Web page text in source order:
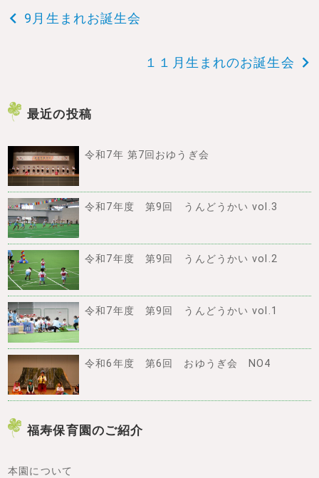
投
ビ
ゲ
ー
シ
ョ
ン
9月生まれお誕生会
１１月生まれのお誕生会
最近の投稿
令和7年 第7回おゆうぎ会
令和7年度 第9回 うんどうかい vol.3
令和7年度 第9回 うんどうかい vol.2
令和7年度 第9回 うんどうかい vol.1
令和6年度 第6回 おゆうぎ会 NO4
福寿保育園のご紹介
本園について